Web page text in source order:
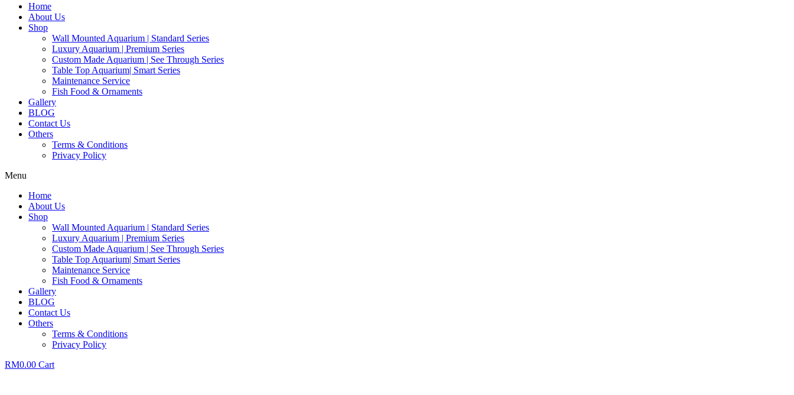
Home
About Us
Shop
Wall Mounted Aquarium | Standard Series
Luxury Aquarium | Premium Series
Custom Made Aquarium | See Through Series
Table Top Aquarium| Smart Series
Maintenance Service
Fish Food & Ornaments
Gallery
BLOG
Contact Us
Others
Terms & Conditions
Privacy Policy
Menu
Home
About Us
Shop
Wall Mounted Aquarium | Standard Series
Luxury Aquarium | Premium Series
Custom Made Aquarium | See Through Series
Table Top Aquarium| Smart Series
Maintenance Service
Fish Food & Ornaments
Gallery
BLOG
Contact Us
Others
Terms & Conditions
Privacy Policy
RM0.00 Cart